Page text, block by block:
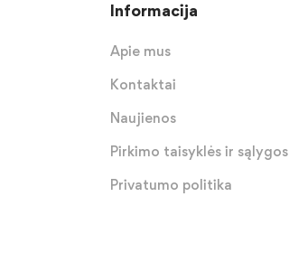
Informacija
Apie mus
Kontaktai
Naujienos
Pirkimo taisyklės ir sąlygos
Privatumo politika